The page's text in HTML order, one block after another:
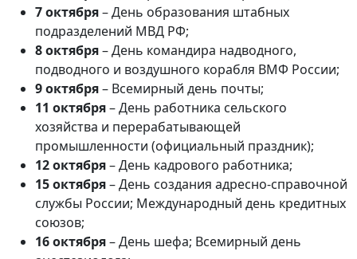
7 октября– День образования штабных
подразделений МВД РФ;
8 октября– День командира надводного,
подводного и воздушного корабля ВМФ России;
9 октября– Всемирный день почты;
11 октября–День работника сельского
хозяйства и перерабатывающей
промышленности (официальный праздник);
12 октября–День кадрового работника;
15 октября– День создания адресно-справочной
службы России; Международный день кредитных
союзов;
16 октября– День шефа; Всемирный день